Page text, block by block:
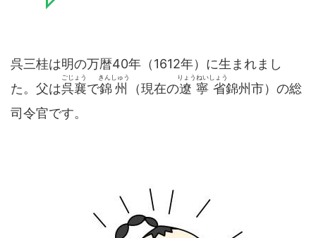
呉三桂は明の万暦40年（1612年）に生まれまし
た。父は呉襄
ごじょう
で錦州
きんしゅう
（現在の遼寧省
りょうねいしょう
錦州市）の総
司令官です。